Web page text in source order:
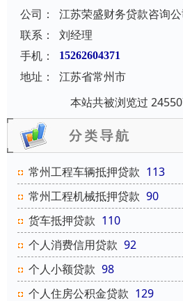
公司：
江苏荣盛财务贷款咨询公
联系：
刘经理
手机：
15262604371
地址：
江苏省常州市
本站共被浏览过
常州工程车辆抵押贷款 113
常州工程机械抵押贷款 90
货车抵押贷款 110
个人消费信用贷款 92
个人小额贷款 98
个人住房公积金贷款 129